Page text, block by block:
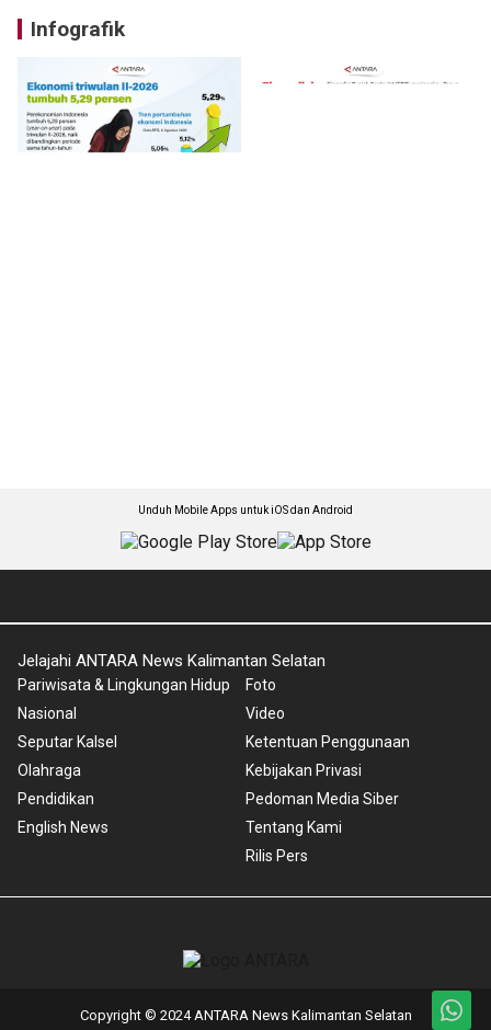
Infografik
Unduh Mobile Apps untuk iOS dan Android
Jelajahi ANTARA News Kalimantan Selatan
Pariwisata & Lingkungan Hidup
Nasional
Seputar Kalsel
Olahraga
Pendidikan
English News
Foto
Video
Ketentuan Penggunaan
Kebijakan Privasi
Pedoman Media Siber
Tentang Kami
Rilis Pers
Copyright © 2024 ANTARA News Kalimantan Selatan